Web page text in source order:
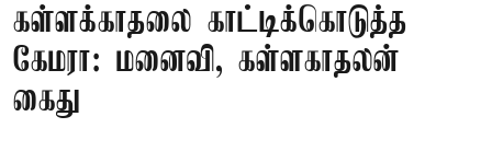
கள்ளக்காதலை காட்டிக்கொடுத்த
கேமரா: மனைவி, கள்ளகாதலன்
கைது